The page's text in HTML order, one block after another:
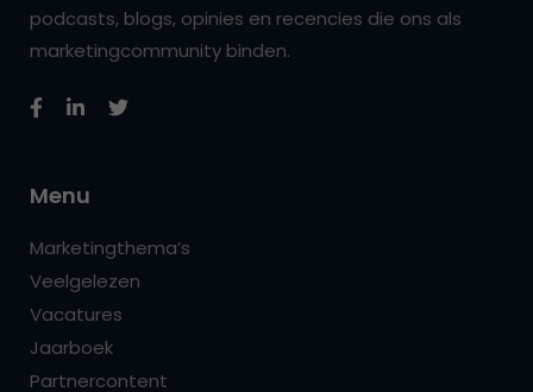
podcasts, blogs, opinies en recencies die ons als
marketingcommunity binden.
Menu
Marketingthema’s
Veelgelezen
Vacatures
Jaarboek
Partnercontent